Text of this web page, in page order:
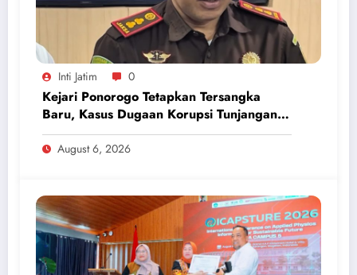
Inti Jatim 0
Kejari Ponorogo Tetapkan Tersangka
Baru, Kasus Dugaan Korupsi Tunjangan
Perumahan DPRD 2023-2026
August 6, 2026